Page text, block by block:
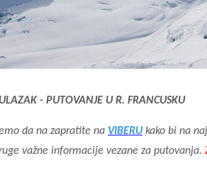
- PUTOVANJE U R. FRANCUSKU
da na zapratite na VIBERUkako bi na
važne informacije vezane za putovanja.